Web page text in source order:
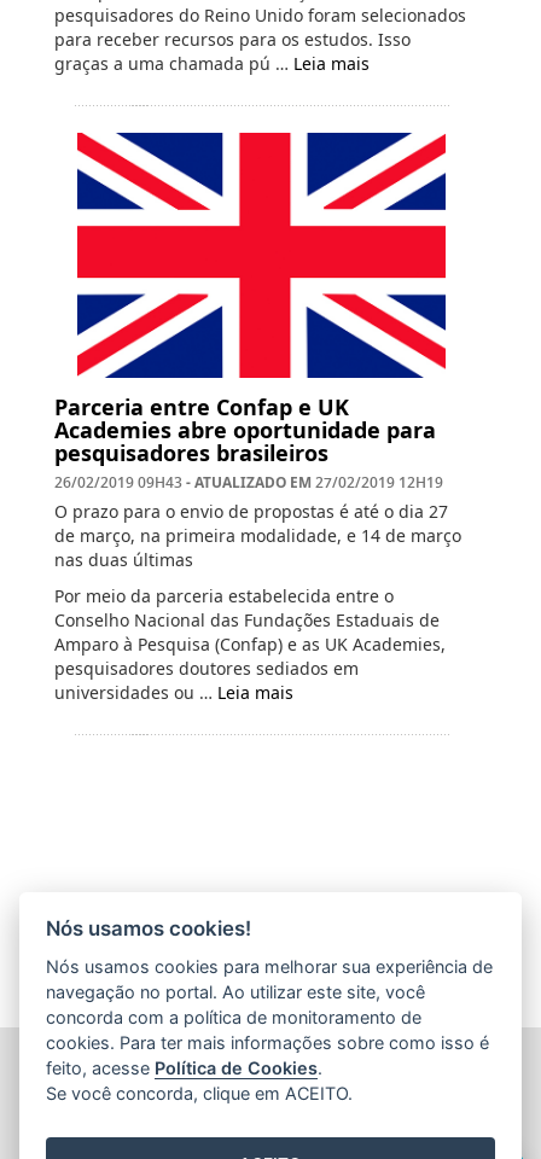
pesquisadores do Reino Unido foram selecionados
para receber recursos para os estudos. Isso
graças a uma chamada pú … Leia mais
Parceria entre Confap e UK
Academies abre oportunidade para
pesquisadores brasileiros
26/02/2019 09H43- ATUALIZADO EM 27/02/2019 12H19
O prazo para o envio de propostas é até o dia 27
de março, na primeira modalidade, e 14 de março
nas duas últimas
Por meio da parceria estabelecida entre o
Conselho Nacional das Fundações Estaduais de
Amparo à Pesquisa (Confap) e as UK Academies,
pesquisadores doutores sediados em
universidades ou … Leia mais
FUNDAÇÃO DE AMPARO À PESQUISA E INOVAÇÃO DO
ESPÍRITO SANTO (FAPES)
CEP: 29066-380 - Vitória / ES
Nós usamos cookies!
Nós usamos cookies para melhorar sua experiência de
navegação no portal. Ao utilizar este site, você
concorda com a política de monitoramento de
cookies. Para ter mais informações sobre como isso é
feito, acesse Política de Cookies.
Se você concorda, clique em ACEITO.